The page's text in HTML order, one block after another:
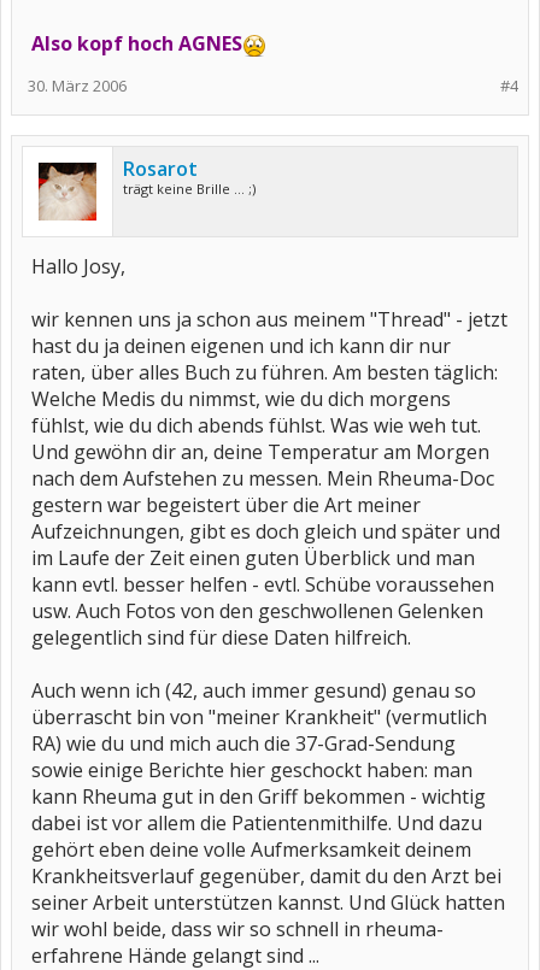
Also kopf hoch AGNES
#4
30. März 2006
Rosarot
trägt keine Brille ... ;)
Hallo Josy,
wir kennen uns ja schon aus meinem "Thread" - jetzt
hast du ja deinen eigenen und ich kann dir nur
raten, über alles Buch zu führen. Am besten täglich:
Welche Medis du nimmst, wie du dich morgens
fühlst, wie du dich abends fühlst. Was wie weh tut.
Und gewöhn dir an, deine Temperatur am Morgen
nach dem Aufstehen zu messen. Mein Rheuma-Doc
gestern war begeistert über die Art meiner
Aufzeichnungen, gibt es doch gleich und später und
im Laufe der Zeit einen guten Überblick und man
kann evtl. besser helfen - evtl. Schübe voraussehen
usw. Auch Fotos von den geschwollenen Gelenken
gelegentlich sind für diese Daten hilfreich.
Auch wenn ich (42, auch immer gesund) genau so
überrascht bin von "meiner Krankheit" (vermutlich
RA) wie du und mich auch die 37-Grad-Sendung
sowie einige Berichte hier geschockt haben: man
kann Rheuma gut in den Griff bekommen - wichtig
dabei ist vor allem die Patientenmithilfe. Und dazu
gehört eben deine volle Aufmerksamkeit deinem
Krankheitsverlauf gegenüber, damit du den Arzt bei
seiner Arbeit unterstützen kannst. Und Glück hatten
wir wohl beide, dass wir so schnell in rheuma-
erfahrene Hände gelangt sind ...